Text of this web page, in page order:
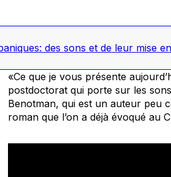
des sons et de leur mise
«Ce que je vous présente
postdoctorat qui porte sur les
Benotman, qui est un auteur peu
roman que l’on a déjà évoqué au